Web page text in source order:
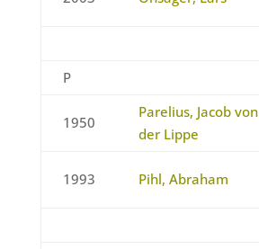
P
1950
Parelius, Jacob von
der Lippe
1993 Pihl, Abraham